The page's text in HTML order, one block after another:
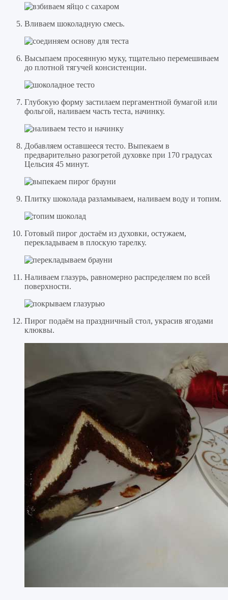
Вливаем шоколадную смесь.
Высыпаем просеянную муку, тщательно перемешиваем
до плотной тягучей консистенции.
Глубокую форму застилаем пергаментной бумагой или
фольгой, наливаем часть теста, начинку.
Добавляем оставшееся тесто. Выпекаем в
предварительно разогретой духовке при 170 градусах
Цельсия 45 минут.
Плитку шоколада разламываем, наливаем воду и топим.
Готовый пирог достаём из духовки, остужаем,
перекладываем в плоскую тарелку.
Наливаем глазурь, равномерно распределяем по всей
поверхности.
Пирог подаём на праздничный стол, украсив ягодами
клюквы.